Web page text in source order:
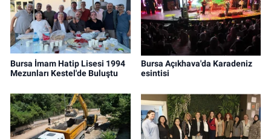
Bursa İmam Hatip Lisesi 1994
Mezunları Kestel'de Buluştu
Bursa Açıkhava'da Karadeniz
esintisi